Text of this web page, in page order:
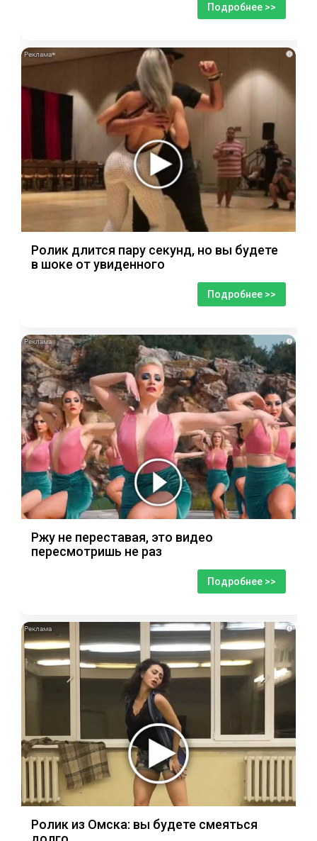
Подробнее >>
i
Ролик длится пару секунд, но вы будете
в шоке от увиденного
Подробнее >>
i
Ржу не переставая, это видео
пересмотришь не раз
Подробнее >>
i
Ролик из Омска: вы будете смеяться